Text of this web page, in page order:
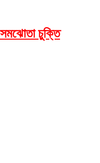
সমঝোতা চুক্তি